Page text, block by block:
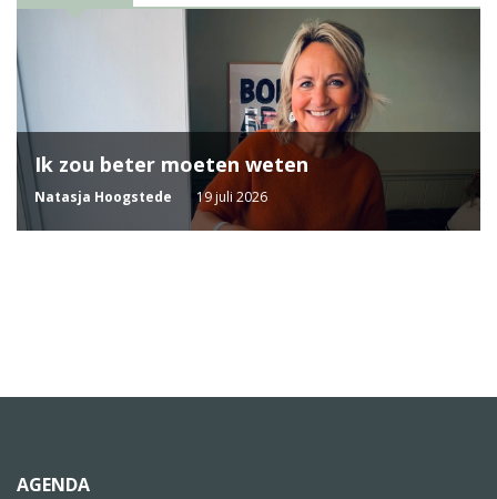
Ik zou beter moeten weten
Natasja Hoogstede 19 juli 2026
AGENDA